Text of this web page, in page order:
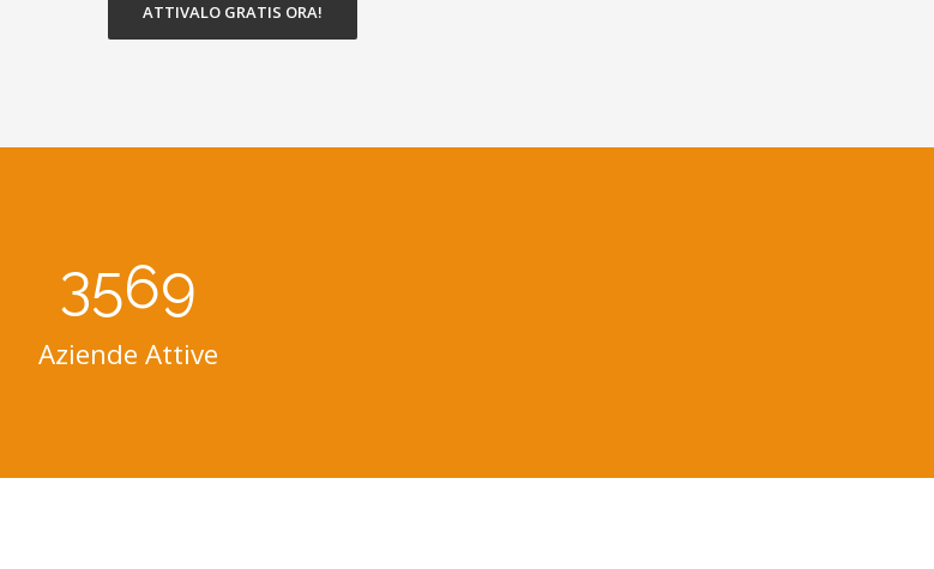
ATTIVALO GRATIS ORA!
3569
Aziende Attive